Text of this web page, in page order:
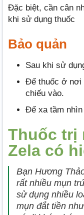
Đặc biệt, cần cân
khi sử dụng thuốc
Bảo quản
Sau khi sử
Để thuốc ở nơi
chiếu vào.
Để xa tầm
Thuốc trị
Zela có
Bạn Hương
rất nhiều mụn
sử dụng nhiều
mụn đắt tiền